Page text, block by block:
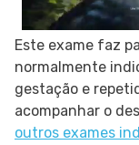
Este exame faz
normalmente
gestação e
acompanhar o
outros exames